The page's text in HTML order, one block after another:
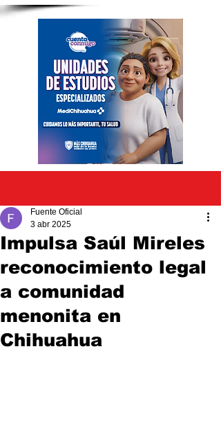
Impulsa Saúl Mireles
reconocimiento legal
a comunidad
menonita en
Chihuahua
Fuente Oficial
3 abr 2025